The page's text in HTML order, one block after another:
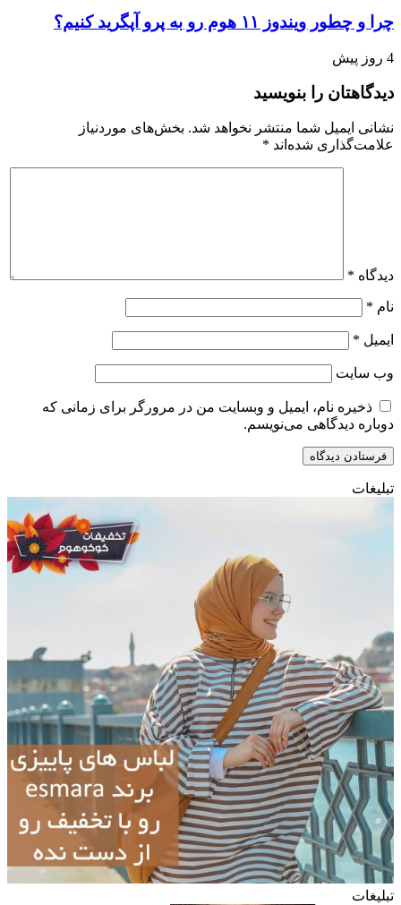
چرا و چطور ویندوز ۱۱ هوم رو به پرو آپگرید کنیم؟
4 روز پیش
دیدگاهتان را بنویسید
نشانی ایمیل شما منتشر نخواهد شد. بخش‌های موردنیاز
علامت‌گذاری شده‌اند *
دیدگاه *
نام *
ایمیل *
وب‌ سایت
ذخیره نام، ایمیل و وبسایت من در مرورگر برای زمانی که
دوباره دیدگاهی می‌نویسم.
تبلیغات
تبلیغات